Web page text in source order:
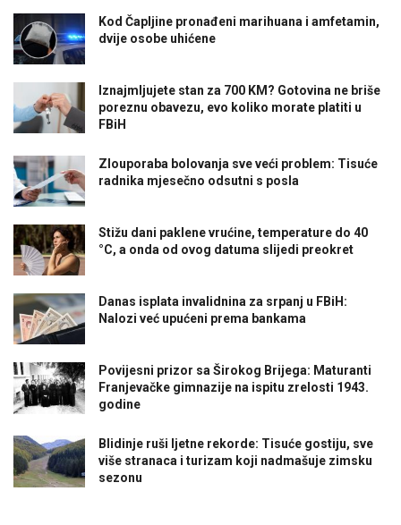
Kod Čapljine pronađeni marihuana i amfetamin,
dvije osobe uhićene
Iznajmljujete stan za 700 KM? Gotovina ne briše
poreznu obavezu, evo koliko morate platiti u
FBiH
Zlouporaba bolovanja sve veći problem: Tisuće
radnika mjesečno odsutni s posla
Stižu dani paklene vrućine, temperature do 40
°C, a onda od ovog datuma slijedi preokret
Danas isplata invalidnina za srpanj u FBiH:
Nalozi već upućeni prema bankama
Povijesni prizor sa Širokog Brijega: Maturanti
Franjevačke gimnazije na ispitu zrelosti 1943.
godine
Blidinje ruši ljetne rekorde: Tisuće gostiju, sve
više stranaca i turizam koji nadmašuje zimsku
sezonu